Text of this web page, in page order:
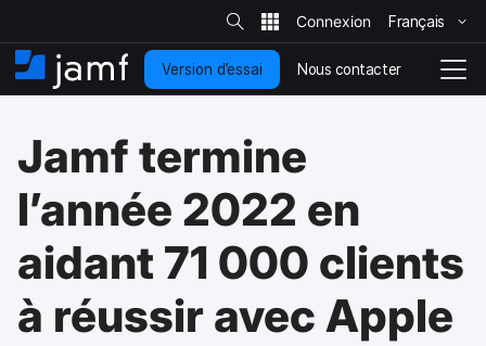
a
s
s
a
c
t
n
u
R
e
c
h
e
r
c
e
r
s
u
r
l
e
s
i
t
e
Français
A
c
e
N
a
o
n
n
Version d’essai Nous contacter
Jamf termine
l’année 2022 en
aidant 71 000 clients
à réussir avec Apple